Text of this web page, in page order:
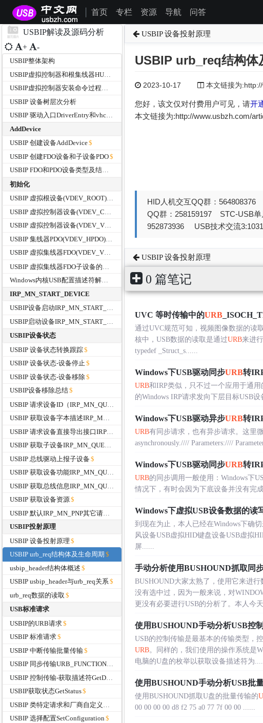
首页 专栏 资源 导航 问答
USBIP解读及源码分析
+ -
USBIP整体架构
USBIP虚拟控制器安装命令过程分析
USBIP 设备树层次分析
USBIP 驱动入口DriverEntry和vhci_driverUnload函数
AddDevice
USBIP 创建设备AddDevice
USBIP 创建FDO设备和子设备PDO
USBIP FDO和PDO设备类型及结构体大小
初始化
USBIP 虚拟根设备(VDEV_ROOT)FDO的初始化过程
USBIP 虚拟控制器设备(VDEV_VHCI)FDO的初始化过程
USBIP 虚拟集线器FDO(VDEV_VHUB )的初始化
Windows内核USB配置描述符解析函数
IRP_MN_START_DEVICE
USBIP设备启动IRP_MN_START_DEVICE
USBIP设备状态
USBIP 设备状态转换跟踪
USBIP 设备状态-设备停止
USBIP 设备状态-设备移除
USBIP设备移除总结
USBIP 获取设备字本描述IRP_MN_QUERY_DEVICE_TEXT
USBIP 获取子设备IRP_MN_QUERY_DEVICE_RELATIONS
USBIP 总线驱动上报子设备
USBIP 获取设备功能IRP_MN_QUERY_CAPABILITIES
USBIP 获取设备资源
USBIP投射原理
USBIP 设备投射原理
USBIP urb_req结构体及生命周期
usbip_header结构体概述
USBIP usbip_header与urb_req关系
urb_req数据的读取
USB标准请求
USBIP的URB请求
USBIP 标准请求
USBIP 中断传输批量传输
USBIP 同步传输URB_FUNCTION_ISOCH_TRANSFER
USBIP获取状态GetStatus
USBIP 选择配置SetConfiguration
USBIP 设备投射原理
USBIP urb_req结构体
2023-10-17 本文链接为
您好，该文仅对付费用户可见，请开
本文链接为:http://www.usbzh.com/
HID人机交互QQ群：
QQ群：258159197 STC-USB
952873936 USB技术交流
USBIP 设备投射原理
0 篇笔记
UVC 等时传输中的URB
通过UVC规范可知，视频图像数据的读
核中，USB数据的读取是通过URB来进
typedef _Struct_s......
Windows下USB驱动同步URB转
URB和IRP类似，只不过一个应用于通用
的Windows IRP请求发向下层目标USB
Windows下USB驱动异步URB转
URB有同步请求，也有异步请求。这里
asynchronously.//// Parameters:////
Windows下USB驱动同步URB转
URB的同步调用一般使用：Windows下
情况下，有时会因为下底设备并没有完
Windows下虚拟USB设备数据的读
到现在为止，本人已经在Windows下确
风设备USB虚拟HID键盘设备USB虚拟
屏......
手动分析使用BUSHOUND抓取同
BUSHOUND大家太熟了，使用它来进
没有选中过，因为一般来说，对
更没有必要进行USB的分析了。本人今
使用BUSHOUND手动分析USB控
USB的控制传输是最基本的传输类型，
URB。同样的，我们使用的操作系统是
电脑的U盘的枚举以获取设备描述符为
使用BUSHOUND手动分析USB批
使用BUSHOUND抓取U盘的批量传输的
00 00 00 00 d8 f2 75 a0 77 7f 00 00 ......